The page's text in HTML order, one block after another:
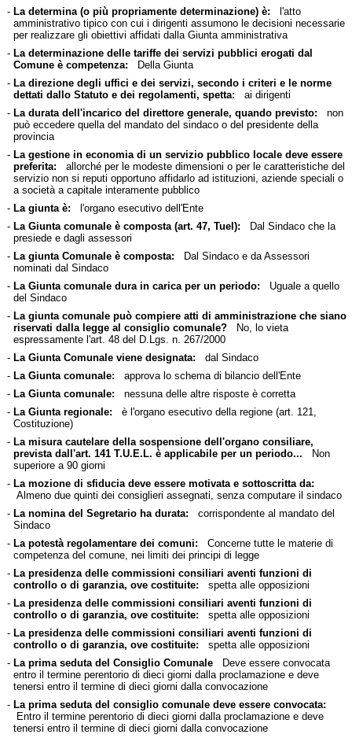
- La determina (o più propriamente determinazione) è: l'atto
amministrativo tipico con cui i dirigenti assumono le decisioni necessarie
per realizzare gli obiettivi affidati dalla Giunta amministrativa
- La determinazione delle tariffe dei servizi pubblici erogati dal
Comune è competenza: Della Giunta
- La direzione degli uffici e dei servizi, secondo i criteri e le norme
dettati dallo Statuto e dei regolamenti, spetta: ai dirigenti
- La durata dell'incarico del direttore generale, quando previsto: non
può eccedere quella del mandato del sindaco o del presidente della
provincia
- La gestione in economia di un servizio pubblico locale deve essere
preferita: allorché per le modeste dimensioni o per le caratteristiche del
servizio non si reputi opportuno affidarlo ad istituzioni, aziende speciali o
a società a capitale interamente pubblico
- La giunta è: l'organo esecutivo dell'Ente
- La Giunta comunale è composta (art. 47, Tuel): Dal Sindaco che la
presiede e dagli assessori
- La giunta Comunale è composta: Dal Sindaco e da Assessori
nominati dal Sindaco
- La Giunta comunale dura in carica per un periodo: Uguale a quello
del Sindaco
- La giunta comunale può compiere atti di amministrazione che siano
riservati dalla legge al consiglio comunale?No, lo vieta
espressamente l'art. 48 del D.Lgs. n. 267/2000
- La Giunta Comunale viene designata: dal Sindaco
- La Giunta comunale: approva lo schema di bilancio dell'Ente
- La Giunta comunale: nessuna delle altre risposte è corretta
- La Giunta regionale: è l'organo esecutivo della regione (art. 121,
Costituzione)
- La misura cautelare della sospensione dell'organo consiliare,
prevista dall'art. 141 T.U.E.L. è applicabile per un periodo... Non
superiore a 90 giorni
- La mozione di sfiducia deve essere motivata e sottoscritta da:
Almeno due quinti dei consiglieri assegnati, senza computare il sindaco
- La nomina del Segretario ha durata: corrispondente al mandato del
Sindaco
- La potestà regolamentare dei comuni: Concerne tutte le materie di
competenza del comune, nei limiti dei principi di legge
- La presidenza delle commissioni consiliari aventi funzioni di
controllo o di garanzia, ove costituite: spetta alle opposizioni
- La presidenza delle commissioni consiliari aventi funzioni di
controllo o di garanzia, ove costituite: spetta alle opposizioni
- La presidenza delle commissioni consiliari aventi funzioni di
controllo o di garanzia, ove costituite: spetta alle opposizioni
- La prima seduta del Consiglio ComunaleDeve essere convocata
entro il termine perentorio di dieci giorni dalla proclamazione e deve
tenersi entro il termine di dieci giorni dalla convocazione
- La prima seduta del consiglio comunale deve essere convocata:
Entro il termine perentorio di dieci giorni dalla proclamazione e deve
tenersi entro il termine di dieci giorni dalla convocazione